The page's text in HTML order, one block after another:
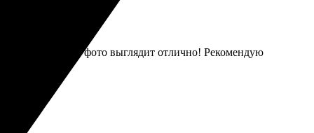
доставка, фото выглядит отлично! Рекомендую